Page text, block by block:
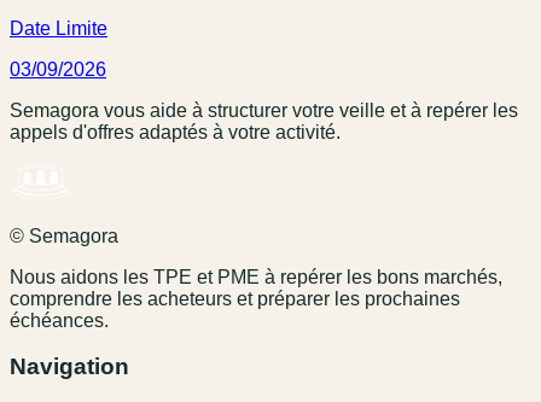
Date Limite
03/09/2026
Semagora vous aide à structurer votre veille et à repérer les
appels d'offres adaptés à votre activité.
© Semagora
Nous aidons les TPE et PME à repérer les bons marchés,
comprendre les acheteurs et préparer les prochaines
échéances.
Navigation